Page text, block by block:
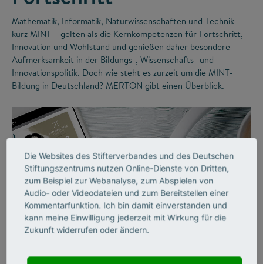
Mathematik, Informatik, Naturwissenschaften und Technik –
kurz MINT – gelten als die Kernkompetenzen für Fortschritt,
Innovation und Wohlstand und genießen daher besondere
Aufmerksamkeit in der Bildungs-, Wissenschafts- und
Innovationspolitik. Doch wie steht es zurzeit um die MINT-
Bildung in Deutschland? MERTON gibt einen Überblick.
Die Websites des Stifterverbandes und des Deutschen
Stiftungszentrums nutzen Online-Dienste von Dritten,
zum Beispiel zur Webanalyse, zum Abspielen von
Audio- oder Videodateien und zum Bereitstellen einer
Kommentarfunktion. Ich bin damit einverstanden und
kann meine Einwilligung jederzeit mit Wirkung für die
Zukunft widerrufen oder ändern.